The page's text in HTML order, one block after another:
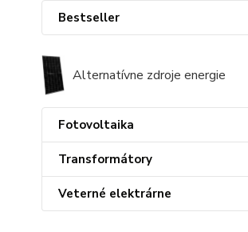
Bestseller
Alternatívne zdroje energie
Fotovoltaika
Transformátory
Veterné elektrárne